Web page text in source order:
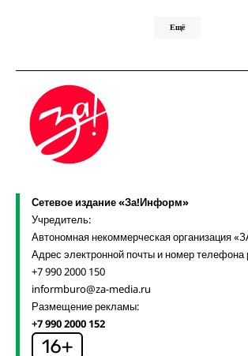
Ещё
Сетевое издание «За!Информ»
Учредитель:
Автономная некоммерческая организация
Адрес электронной почты и номер телефона
+7 990 2000 150
informburo@za-media.ru
Размещение рекламы:
+7 990 2000 152